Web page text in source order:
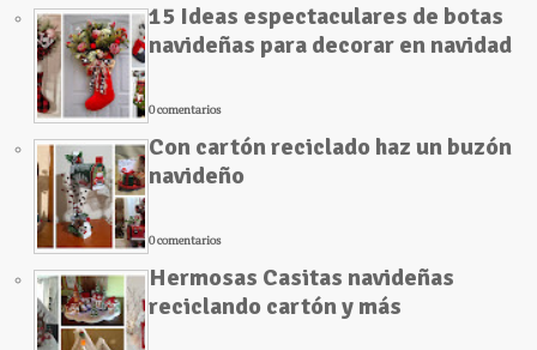
15 Ideas espectaculares de botas
navideñas para decorar en navidad
0 comentarios
Con cartón reciclado haz un buzón
navideño
0 comentarios
Hermosas Casitas navideñas
reciclando cartón y más